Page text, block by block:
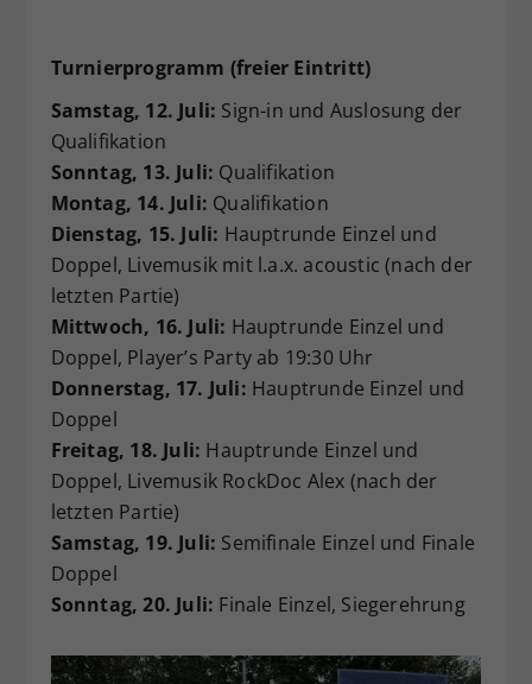
Turnierprogramm (freier Eintritt)
Samstag, 12. Juli: Sign-in und Auslosung der
Qualifikation
Sonntag, 13. Juli: Qualifikation
Montag, 14. Juli: Qualifikation
Dienstag, 15. Juli: Hauptrunde Einzel und
Doppel, Livemusik mit l.a.x. acoustic (nach der
letzten Partie)
Mittwoch, 16. Juli: Hauptrunde Einzel und
Doppel, Player’s Party ab 19:30 Uhr
Donnerstag, 17. Juli: Hauptrunde Einzel und
Doppel
Freitag, 18. Juli: Hauptrunde Einzel und
Doppel, Livemusik RockDoc Alex (nach der
letzten Partie)
Samstag, 19. Juli: Semifinale Einzel und Finale
Doppel
Sonntag, 20. Juli: Finale Einzel, Siegerehrung